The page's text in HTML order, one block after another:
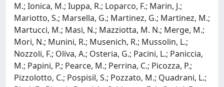
M.; Ionica, M.; Iuppa, R.; Loparco, F.; Marin, J.;
Mariotto, S.; Marsella, G.; Martinez, G.; Martinez, M.;
Martucci, M.; Masi, N.; Mazziotta, M. N.; Merge, M.;
Mori, N.; Munini, R.; Musenich, R.; Mussolin, L.;
Nozzoli, F.; Oliva, A.; Osteria, G.; Pacini, L.; Paniccia,
M.; Papini, P.; Pearce, M.; Perrina, C.; Picozza, P.;
Pizzolotto, C.; Pospisil, S.; Pozzato, M.; Quadrani, L.;